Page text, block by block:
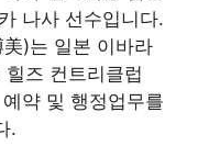
나사 선수입니다.
)는 일본 이바라
힐즈 컨트리클럽
약 및 행정업무를
.